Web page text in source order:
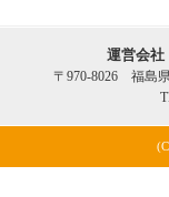
運営会
〒970-8026 福島